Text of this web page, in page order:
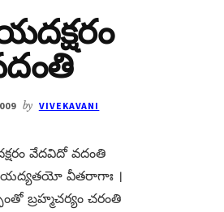
by VIVEKAVANI
వేదవిదో వదంతి
యద్యతయో వీతరాగాః ।
బ్రహ్మచర్యం చరంతి